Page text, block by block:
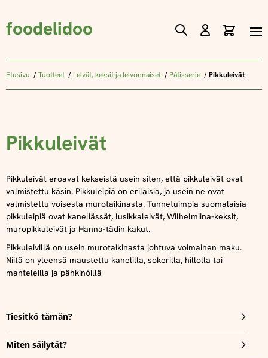
foodelidoo
Skip
Content
Etusivu Tuotteet Leivät, keksit ja leivonnaiset Pâtisserie Pikkuleivät
Pikkuleivät
Pikkuleivät eroavat kekseistä usein siten, että pikkuleivät ovat
valmistettu käsin. Pikkuleipiä on erilaisia, ja usein ne ovat
valmistettu voisesta murotaikinasta. Tunnetuimpia suomalaisia
pikkuleipiä ovat kaneliässät, lusikkaleivät, Wilhelmiina-keksit,
muropikkuleivät ja Hanna-tädin kakut.
Pikkuleivillä on usein murotaikinasta johtuva voimainen maku.
Niitä on yleensä maustettu kanelilla, sokerilla, hillolla tai
manteleilla ja pähkinöillä
Tiesitkö tämän?
Miten säilytät?